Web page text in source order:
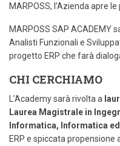
中
한국
MARPOSS, l’Azienda apre
MARPOSS SAP ACADEMY
Analisti Funzionali e
progetto ERP che farà
CHI CERCHIAMO
L’Academy sarà rivolta a
Laurea Magistrale in
Informatica, Informatica
ERP e spiccata propensione